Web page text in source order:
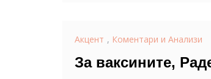
Акцент , Коментари и Анализи
За ваксините,